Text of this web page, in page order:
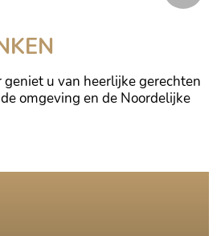
bergen in de omgeving
geniet u van heerlijke gerechten
omgeving en de Noordelijke